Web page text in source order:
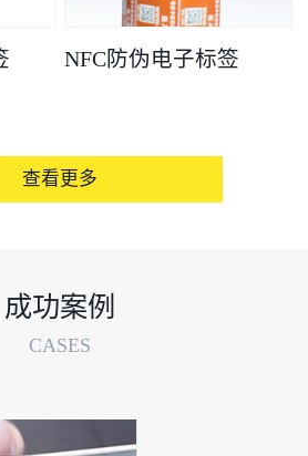
NFC防伪电子标签
查看更多
成功案例
CASES